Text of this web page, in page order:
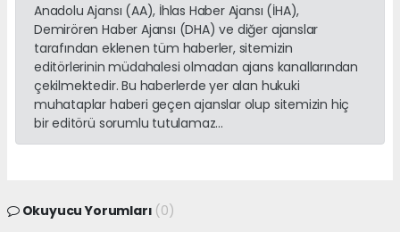
Anadolu Ajansı (AA), İhlas Haber Ajansı (İHA),
Demirören Haber Ajansı (DHA) ve diğer ajanslar
tarafından eklenen tüm haberler, sitemizin
editörlerinin müdahalesi olmadan ajans kanallarından
çekilmektedir. Bu haberlerde yer alan hukuki
muhataplar haberi geçen ajanslar olup sitemizin hiç
bir editörü sorumlu tutulamaz...
Okuyucu Yorumları (0)